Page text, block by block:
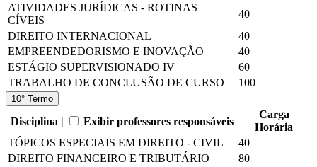
ATIVIDADES JURÍDICAS - ROTINAS
CÍVEIS
40
DIREITO INTERNACIONAL
40
EMPREENDEDORISMO E INOVAÇÃO
40
ESTÁGIO SUPERVISIONADO IV
60
TRABALHO DE CONCLUSÃO DE CURSO
100
10° Termo
Disciplina | Exibir professores responsáveis
Carga
Horária
TÓPICOS ESPECIAIS EM DIREITO - CIVIL
40
DIREITO FINANCEIRO E TRIBUTÁRIO
80